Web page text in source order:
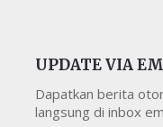
UPDATE VIA
Dapatkan berita
langsung di inbox